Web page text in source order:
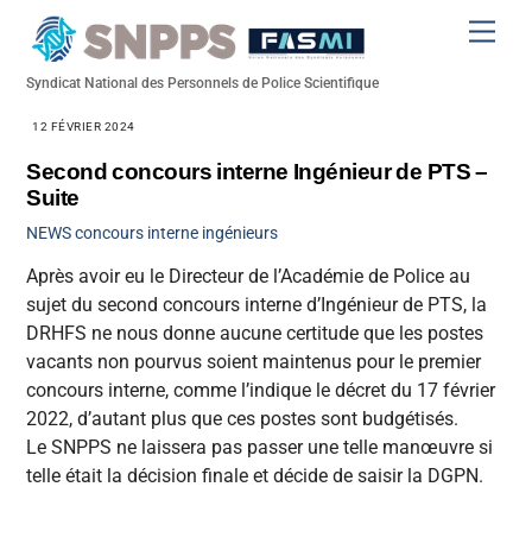
Syndicat National des Personnels de Police Scientifique
12 FÉVRIER 2024
Second concours interne Ingénieur de PTS –
Suite
NEWS concours interne ingénieurs
Après avoir eu le Directeur de l’Académie de Police au
sujet du second concours interne d’Ingénieur de PTS, la
DRHFS ne nous donne aucune certitude que les postes
vacants non pourvus soient maintenus pour le premier
concours interne, comme l’indique le décret du 17 février
2022, d’autant plus que ces postes sont budgétisés.
Le SNPPS ne laissera pas passer une telle manœuvre si
telle était la décision finale et décide de saisir la DGPN.